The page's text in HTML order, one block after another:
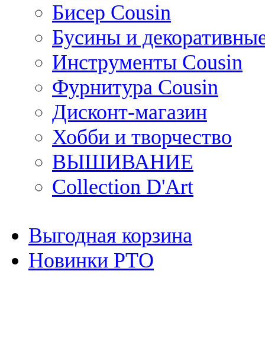
Бисер Cousin
Бусины и
Инструменты Cousin
Фурнитура Cousin
Дисконт-магазин
Хобби и творчество
ВЫШИВАНИЕ
Collection D'Art
Выгодная корзина
Новинки РТО